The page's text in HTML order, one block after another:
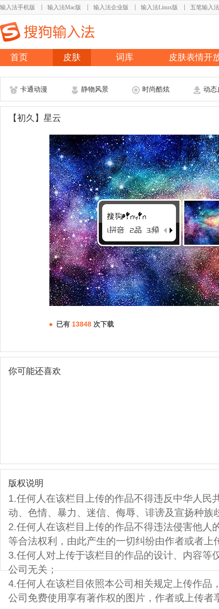
输入法手机版 输入法Mac版 输入法企业版 输入法Linux版 五笔输入法
首页 皮肤 词库 皮肤表情开
卡通动漫 静物风景 时尚酷炫 动态
【初久】星云
已有 13848 次下载
你可能还喜欢
版权说明
1.任何人在该栏目上传的作品不得违反中华人民
动、色情、暴力、迷信、侮辱、诽谤及宣扬种族
2.任何人在该栏目上传的作品不得违法侵害他人
等合法权利，由此产生的一切纠纷由作者或者上
3.任何人对上传于该栏目的作品的设计、内容等
公司无关；
4.任何人在该栏目依照本公司相关规定上传作品
公司免费使用享有著作权的图片，作者或上传者